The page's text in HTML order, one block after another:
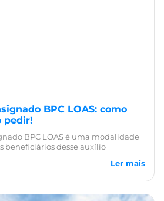
BPC LOAS: como
pedir!
BPC LOAS é uma modalidade
beneficiários desse auxílio
Ler mais